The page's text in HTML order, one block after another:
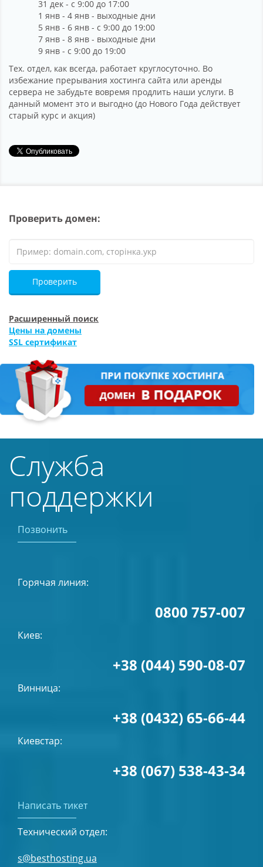
31 дек - с 9:00 до 17:00
1 янв - 4 янв - выходные дни
5 янв - 6 янв - с 9:00 до 19:00
7 янв - 8 янв - выходные дни
9 янв - c 9:00 до 19:00
Тех. отдел, как всегда, работает круглосуточно. Во
избежание прерывания хостинга сайта или аренды
сервера не забудьте вовремя продлить наши услуги. В
данный момент это и выгодно (до Нового Года действует
старый курс и акция)
Проверить домен:
Проверить
Расширенный поиск
Цены на домены
SSL сертификат
Служба
поддержки
Позвонить
Горячая линия:
0800 757-007
Киев:
+38 (044) 590-08-07
Винница:
+38 (0432) 65-66-44
Киевстар:
+38 (067) 538-43-34
Написать тикет
Технический отдел:
s@besthosting.ua